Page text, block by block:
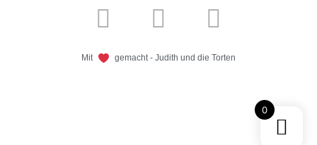
Mit gemacht - Judith und die Torten
0